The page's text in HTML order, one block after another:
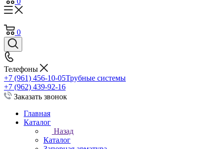
0
Телефоны
+7 (961) 456-10-05Трубные системы
+7 (962) 439-92-16
Заказать звонок
Главная
Каталог
Назад
Каталог